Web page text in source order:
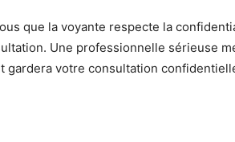
que la voyante respecte la
Une professionnelle sérieuse
gardera votre consultation